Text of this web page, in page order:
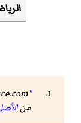
"Frithjof Clausen"
من